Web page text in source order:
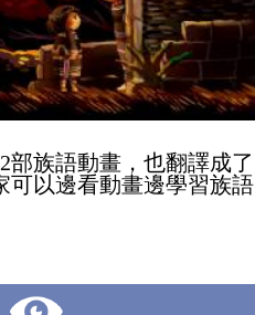
部族語動畫，也翻譯成了
可以邊看動畫邊學習族語